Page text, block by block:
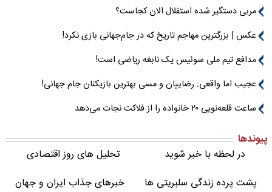
مربی دستگیر شده استقلال الان کجاست؟
عکس | بزرگترین مهاجم تاریخ که در جام‌جهانی بازی نکرد!
مدافع تیم ملی سوئیس یک نابغه ریاضی است!
عجیب اما واقعی: رضاییان و مسی بهترین بازیکنان جام جهانی!
ساعت قلعه‌نویی ۲۰ خانواده را از فلاکت نجات می‌دهد
پیوندها
در لحظه با خبر شوید
تحلیل های روز اقتصادی
پشت پرده زندگی سلبریتی ها
خبرهای جذاب ایران و جهان